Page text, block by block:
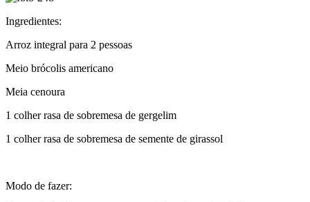
Ingredientes:
Arroz integral para 2 pessoas
Meio brócolis americano
Meia cenoura
1 colher rasa de sobremesa de gergelim
1 colher rasa de sobremesa de semente de girassol
Modo de fazer: